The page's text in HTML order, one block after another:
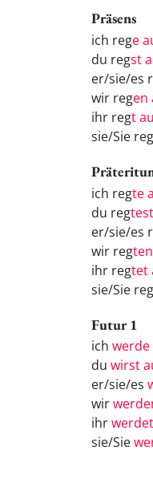
Präsens
ich rege
du regst
er/sie/es
wir regen
ihr regt
sie/Sie reg
ich regte
du reg
er/sie/es
wir reg
ihr regtet
sie/Sie reg
Futur 1
ich werde
du wirst
er/sie/es
wir
ihr
sie/Sie